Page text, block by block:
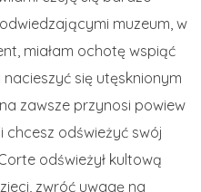
muzeum, w
miałam ochotę wspiąć
nacieszyć się utęsknionym
zawsze przynosi powiew
chcesz odświeżyć swój
odświeżył kultową
zwróć uwagę na